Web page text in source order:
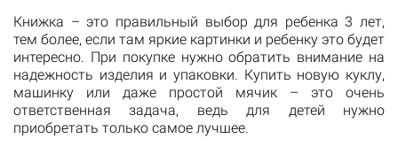
Книжка – это правильный выбор для ребенка 3 лет,
тем более, если там яркие картинки и ребенку это будет
интересно. При покупке нужно обратить внимание на
надежность изделия и упаковки. Купить новую куклу,
машинку или даже простой мячик – это очень
ответственная задача, ведь для детей нужно
приобретать только самое лучшее.